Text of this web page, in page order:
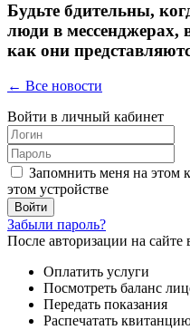
Будьте бдительны,
люди в мессенджерах,
как они
← Все новости
Войти в личный кабинет
Запомнить меня на этом
этом устройстве
Забыли пароль?
После авторизации на сайте
Оплатить услуги
Посмотреть баланс
Передать показания
Распечатать